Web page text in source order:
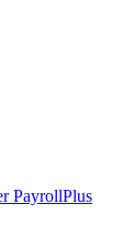
PayrollPlus